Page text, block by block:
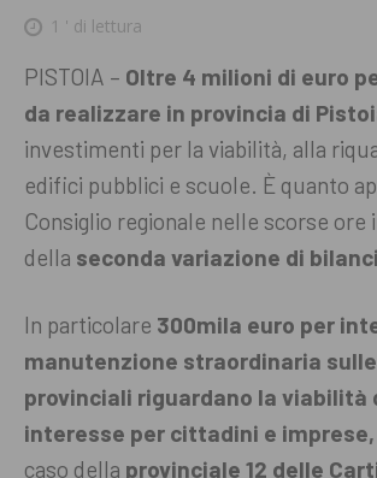
1 ' di lettura
PISTOIA – Oltre 4 milioni di euro
da realizzare in provincia di
investimenti per la viabilità, alla
edifici pubblici e scuole. È quanto
Consiglio regionale nelle scorse ore
della seconda variazione di
In particolare 300mila euro per
manutenzione straordinaria
provinciali riguardano la viabilità
interesse per cittadini e imprese,
caso della provinciale 12 delle